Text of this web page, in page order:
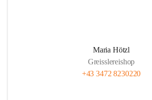
Maria Hötzl
Greisslereishop
+43 3472 8230220